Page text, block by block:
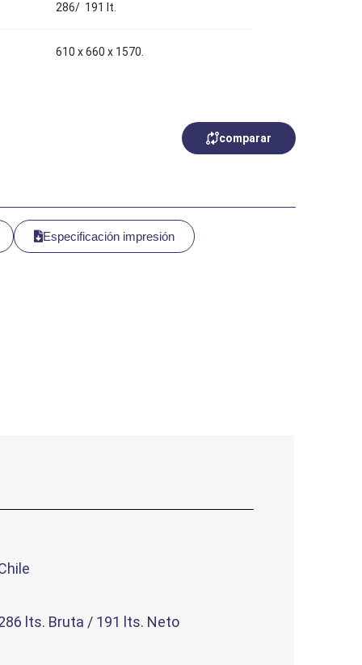
286/ 191 lt.
610 x 660 x 1570.
comparar
Especificación impresión
lts. Bruta / 191 lts. Neto